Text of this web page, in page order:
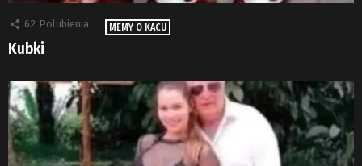
62 Polubienia MEMY O KACU
Kubki